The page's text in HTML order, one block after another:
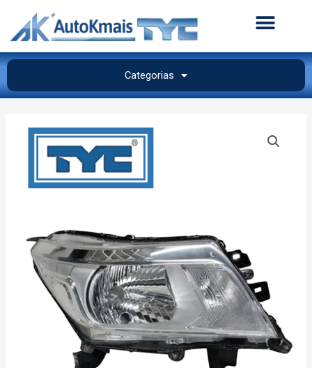
Categorias